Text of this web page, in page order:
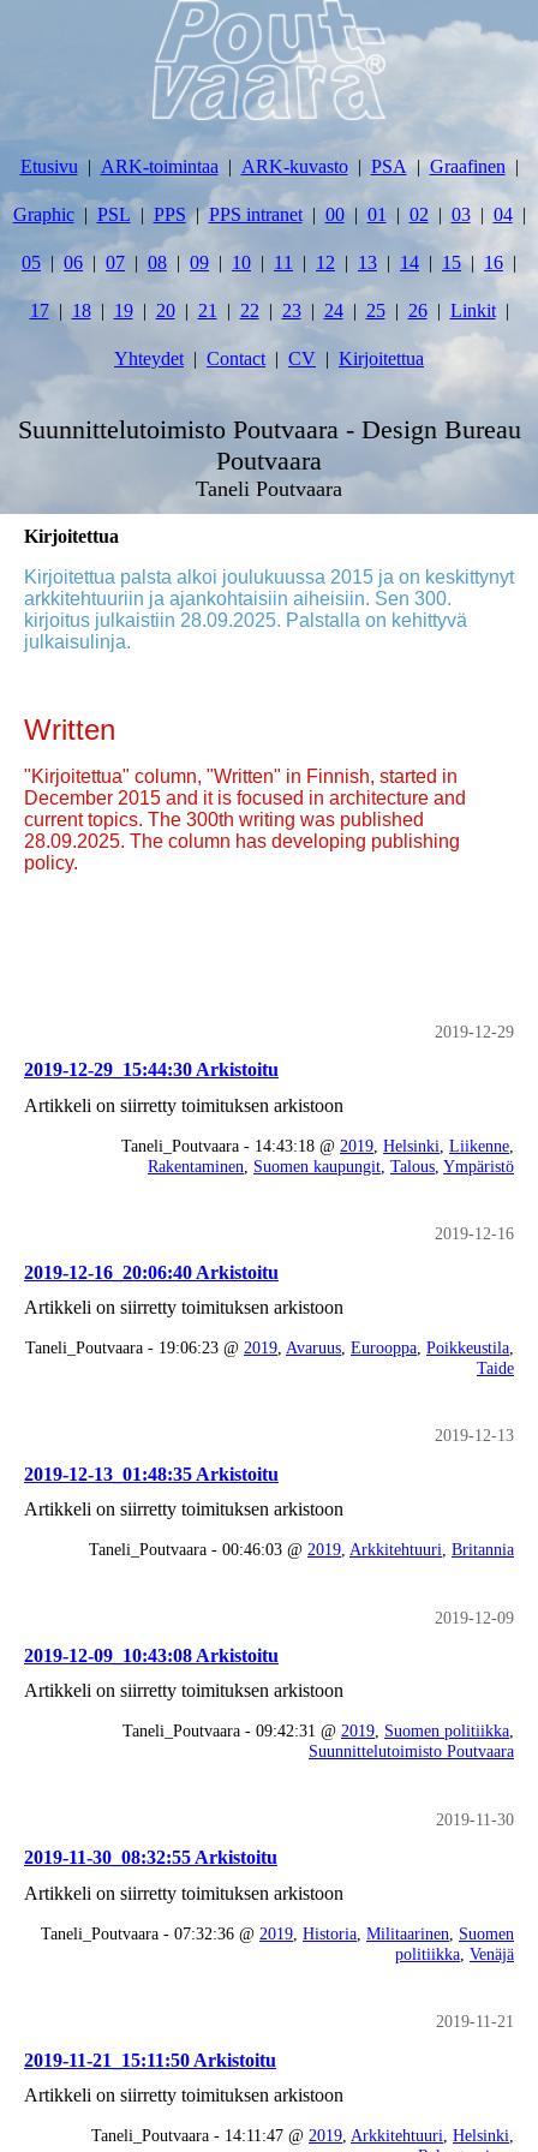
Etusivu ARK-toimintaa ARK-kuvasto PSA Graafinen
Graphic PSL PPS PPS intranet 00 01 02 03 04
05 06 07 08 09 10 11 12 13 14 15 16
17 18 19 20 21 22 23 24 25 26 Linkit
Yhteydet Contact CV Kirjoitettua
Suunnittelutoimisto Poutvaara - Design Bureau
Poutvaara
Taneli Poutvaara
Kirjoitettua
Kirjoitettua palsta alkoi joulukuussa 2015 ja on keskittynyt
arkkitehtuuriin ja ajankohtaisiin aiheisiin. Sen 300.
kirjoitus julkaistiin 28.09.2025. Palstalla on kehittyvä
julkaisulinja.
Written
"Kirjoitettua" column, "Written" in Finnish, started in
December 2015 and it is focused in architecture and
current topics. The 300th writing was published
28.09.2025. The column has developing publishing
policy.
2019-12-29
2019-12-29_15:44:30 Arkistoitu
Artikkeli on siirretty toimituksen arkistoon
Taneli_Poutvaara - 14:43:18 @ 2019 Helsinki Liikenne
Rakentaminen
Suomen kaupungit Talous Ympäristö
2019-12-16
2019-12-16_20:06:40 Arkistoitu
Artikkeli on siirretty toimituksen arkistoon
Taneli_Poutvaara - 19:06:23 @ 2019 Avaruus Eurooppa Poikkeustila
Taide
2019-12-13
2019-12-13_01:48:35 Arkistoitu
Artikkeli on siirretty toimituksen arkistoon
Taneli_Poutvaara - 00:46:03 @ 2019 Arkkitehtuuri Britannia
2019-12-09
2019-12-09_10:43:08 Arkistoitu
Artikkeli on siirretty toimituksen arkistoon
Taneli_Poutvaara - 09:42:31 @ 2019, Suomen politiikka,
Suunnittelutoimisto Poutvaara
2019-11-30
2019-11-30_08:32:55 Arkistoitu
Artikkeli on siirretty toimituksen arkistoon
Taneli_Poutvaara - 07:32:36 @ 2019 Historia Militaarinen
Suomen
politiikka Venäjä
2019-11-21
2019-11-21_15:11:50 Arkistoitu
Artikkeli on siirretty toimituksen arkistoon
Taneli_Poutvaara - 14:11:47 @ 2019 Arkkitehtuuri Helsinki